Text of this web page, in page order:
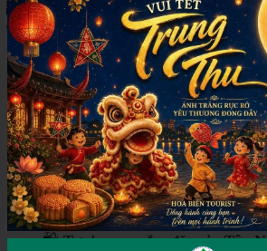
TÂY NINH – TP.HCM
⛩️ Tham quanTòa Thánh Tây
kiến trúc độc đáo của đạo Cao
là một trong nhữngngôi thánh
nhất thế giới.
🛕 GhéChùa Gò Kén– một
cổ nổi tiếng tại Tây Ninh.
🛍️ Tự do mua sắm đặc sản Tây